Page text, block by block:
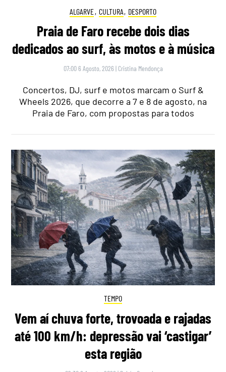
ALGARVE, CULTURA, DESPORTO
Praia de Faro recebe dois dias
dedicados ao surf, às motos e à música
07:00 6 Agosto, 2026 | Cristina Mendonça
Concertos, DJ, surf e motos marcam o Surf &
Wheels 2026, que decorre a 7 e 8 de agosto, na
Praia de Faro, com propostas para todos
TEMPO
Vem aí chuva forte, trovoada e rajadas
até 100 km/h: depressão vai ‘castigar’
esta região